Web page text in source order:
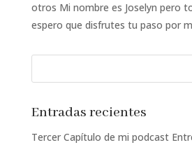
otros Mi nombre es Joselyn pero
espero que disfrutes tu paso por
Entradas recientes
Tercer Capítulo de mi podcast